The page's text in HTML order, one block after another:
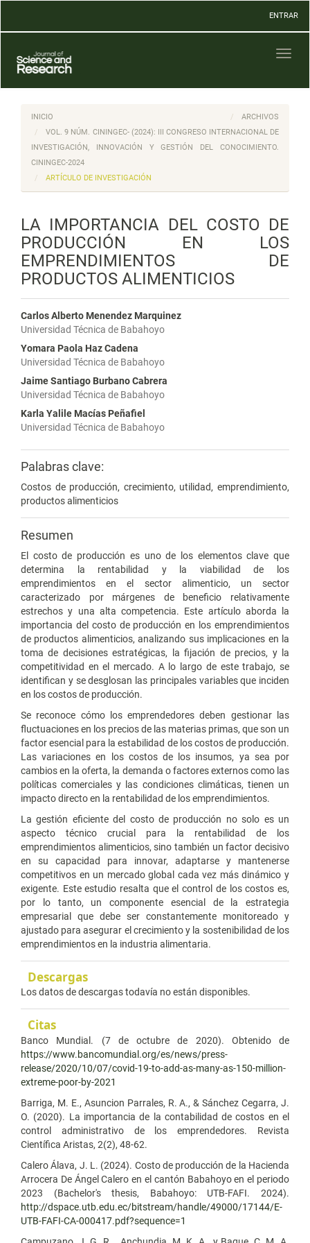
Contenido
Barra
lateral
ENTRAR
INICIO
ARCHIVOS
VOL. 9 NÚM. CININGEC- (2024): III CONGRESO INTERNACIONAL DE
INVESTIGACIÓN, INNOVACIÓN Y GESTIÓN DEL CONOCIMIENTO.
CININGEC-2024
ARTÍCULO DE INVESTIGACIÓN
LA IMPORTANCIA DEL COSTO DE
PRODUCCIÓN EN LOS
EMPRENDIMIENTOS DE
PRODUCTOS ALIMENTICIOS
Carlos Alberto Menendez Marquinez
Universidad Técnica de Babahoyo
Yomara Paola Haz Cadena
Universidad Técnica de Babahoyo
Jaime Santiago Burbano Cabrera
Universidad Técnica de Babahoyo
Karla Yalile Macías Peñafiel
Universidad Técnica de Babahoyo
Palabras clave:
Costos de producción, crecimiento, utilidad, emprendimiento,
productos alimenticios
Resumen
El costo de producción es uno de los elementos clave que
determina la rentabilidad y la viabilidad de los
emprendimientos en el sector alimenticio, un sector
caracterizado por márgenes de beneficio relativamente
estrechos y una alta competencia. Este artículo aborda la
importancia del costo de producción en los emprendimientos
de productos alimenticios, analizando sus implicaciones en la
toma de decisiones estratégicas, la fijación de precios, y la
competitividad en el mercado. A lo largo de este trabajo, se
identifican y se desglosan las principales variables que inciden
en los costos de producción.
Se reconoce cómo los emprendedores deben gestionar las
fluctuaciones en los precios de las materias primas, que son un
factor esencial para la estabilidad de los costos de producción.
Las variaciones en los costos de los insumos, ya sea por
cambios en la oferta, la demanda o factores externos como las
políticas comerciales y las condiciones climáticas, tienen un
impacto directo en la rentabilidad de los emprendimientos.
La gestión eficiente del costo de producción no solo es un
aspecto técnico crucial para la rentabilidad de los
emprendimientos alimenticios, sino también un factor decisivo
en su capacidad para innovar, adaptarse y mantenerse
competitivos en un mercado global cada vez más dinámico y
exigente. Este estudio resalta que el control de los costos es,
por lo tanto, un componente esencial de la estrategia
empresarial que debe ser constantemente monitoreado y
ajustado para asegurar el crecimiento y la sostenibilidad de los
emprendimientos en la industria alimentaria.
Descargas
Los datos de descargas todavía no están disponibles.
Citas
Banco Mundial. (7 de octubre de 2020). Obtenido de
https://www.bancomundial.org/es/news/press-
release/2020/10/07/covid-19-to-add-as-many-as-150-million-
extreme-poor-by-2021
Barriga, M. E., Asuncion Parrales, R. A., & Sánchez Cegarra, J.
O. (2020). La importancia de la contabilidad de costos en el
control administrativo de los emprendedores. Revista
Científica Aristas, 2(2), 48-62.
Calero Álava, J. L. (2024). Costo de producción de la Hacienda
Arrocera De Ángel Calero en el cantón Babahoyo en el periodo
2023 (Bachelor's thesis, Babahoyo: UTB-FAFI. 2024).
http://dspace.utb.edu.ec/bitstream/handle/49000/17144/E-
UTB-FAFI-CA-000417.pdf?sequence=1